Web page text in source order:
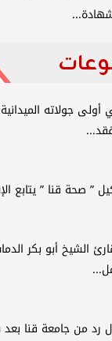
أولى جولاته
” صحة قنا ” يتابع
الشيخ أبو بكر
رد من جامعة قنا